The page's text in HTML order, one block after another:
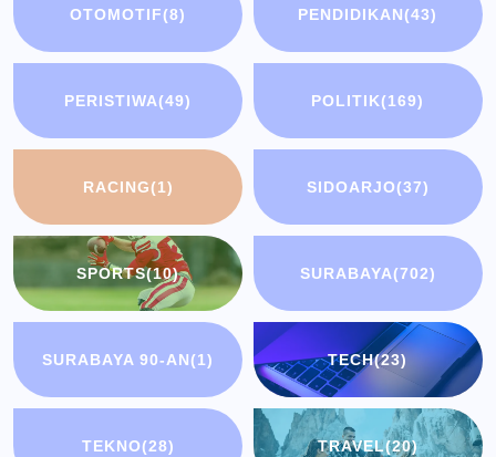
OTOMOTIF(8) PENDIDIKAN(43)
PERISTIWA(49) POLITIK(169)
RACING(1) SIDOARJO(37)
SPORTS(10) SURABAYA(702)
SURABAYA 90-AN(1) TECH(23)
TEKNO(28) TRAVEL(20)